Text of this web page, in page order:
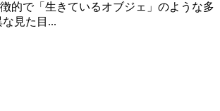
的で「生きているオブジェ」のような多
見た目...